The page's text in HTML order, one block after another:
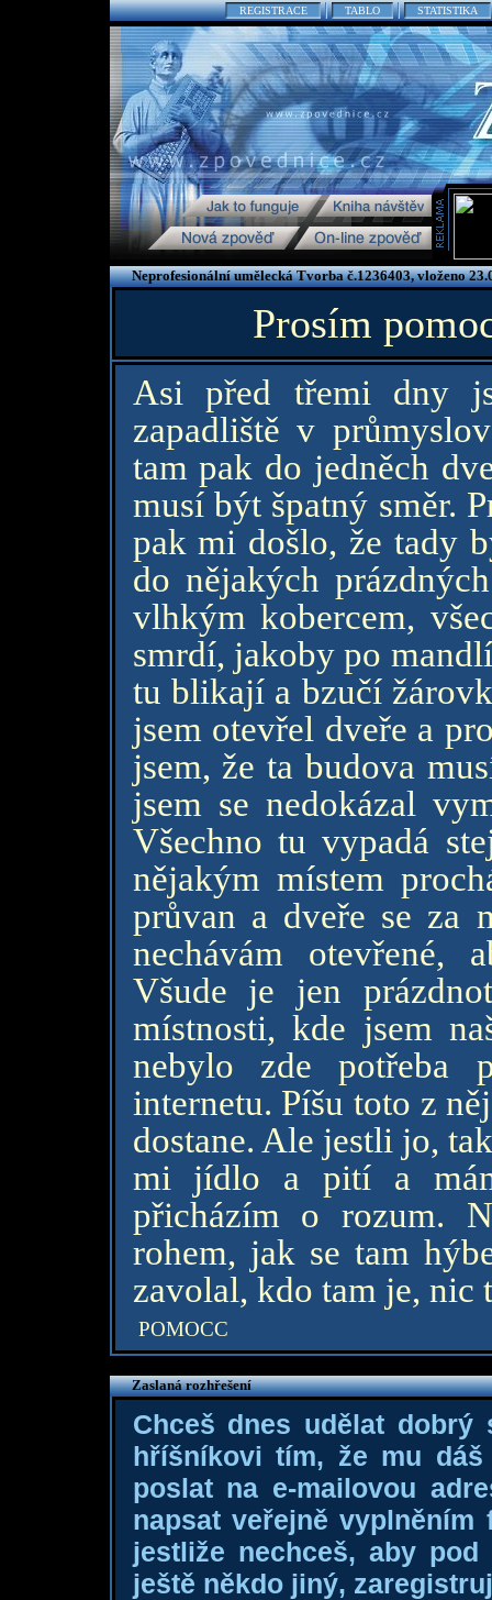
REGISTRACE TABLO STATISTIKA
Neprofesionální umělecká Tvorba č.1236403, vloženo
Prosím
Asi před třemi dny
zapadliště v
tam pak do jedněch
musí být špatný směr.
pak mi došlo, že tady
do nějakých
vlhkým kobercem,
smrdí, jakoby po
tu blikají a bzučí
jsem otevřel dveře a
jsem, že ta budova
jsem se nedokázal
Všechno tu vypadá
nějakým místem
průvan a dveře se za
nechávám otevřené,
Všude je jen
místnosti, kde jsem
nebylo zde potřeba
internetu. Píšu toto z
dostane. Ale jestli jo,
mi jídlo a pití a
přicházím o rozum.
rohem, jak se tam
zavolal, kdo tam je, nic
POMOCC
Zaslaná rozhřešení
Chceš dnes udělat dobrý
hříšníkovi tím, že mu
poslat na e-mailovou
napsat veřejně
jestliže nechceš, aby
ještě někdo jiný,